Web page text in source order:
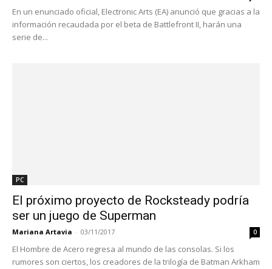
En un enunciado oficial, Electronic Arts (EA) anunció que gracias a la
información recaudada por el beta de Battlefront II, harán una
serie de...
PC
El próximo proyecto de Rocksteady podría
ser un juego de Superman
Mariana Artavia - 03/11/2017 0
El Hombre de Acero regresa al mundo de las consolas. Si los
rumores son ciertos, los creadores de la trilogía de Batman Arkham